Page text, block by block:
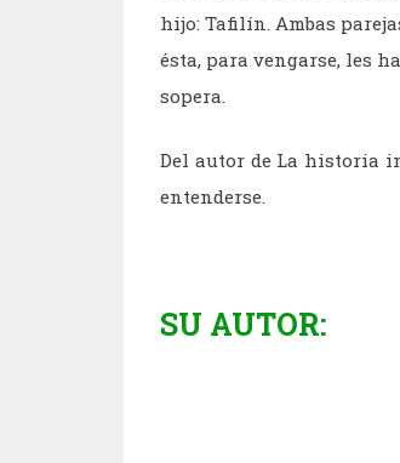
hijo: Tafilín. Ambas
ésta, para vengarse, les
sopera.
Del autor de La historia
entenderse.
SU AUTOR: